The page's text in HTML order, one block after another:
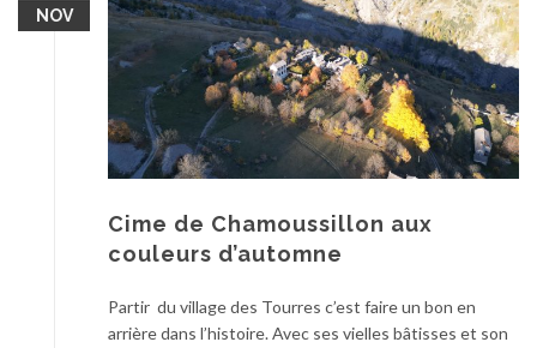
NOV
Cime de Chamoussillon aux
couleurs d’automne
Partir du village des Tourres c’est faire un bon en
arrière dans l’histoire. Avec ses vielles bâtisses et son